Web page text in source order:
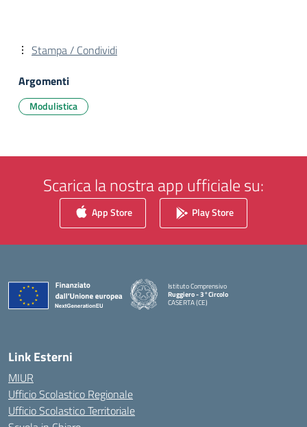
Stampa / Condividi
Argomenti
Modulistica
Scarica la nostra app ufficiale su:
App Store Play Store
Istituto Comprensivo
Ruggiero - 3°Circolo
CASERTA (CE)
Link Esterni
MIUR
Ufficio Scolastico Regionale
Ufficio Scolastico Territoriale